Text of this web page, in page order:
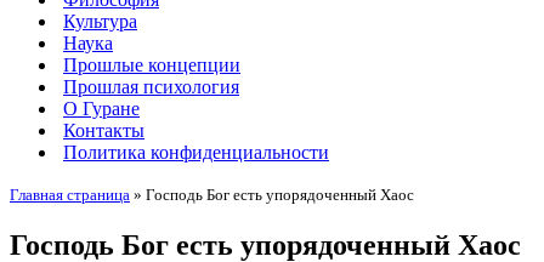
Культура
Наука
Прошлые концепции
Прошлая психология
О Гуране
Контакты
Политика конфиденциальности
Главная страница » Господь Бог есть упорядоченный Хаос
Господь Бог есть упорядоченный Хаос